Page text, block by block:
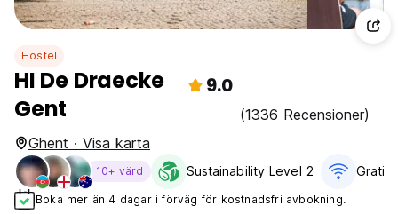
Hostel
HI De Draecke
Gent
9.0
(1336 Recensioner)
Ghent · Visa karta
10+ värd Sustainability Level 2 Gratis
Boka mer än 4 dagar i förväg för kostnadsfri avbokning.